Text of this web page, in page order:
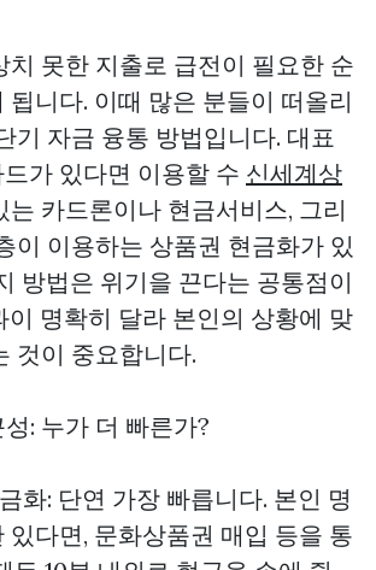
치 못한 지출로 급전이 필요한 순
됩니다. 이때 많은 분들이 떠올리
기 자금 융통 방법입니다. 대표
가 있다면 이용할 수 신세계상
는 카드론이나 현금서비스, 그리
이 이용하는 상품권 현금화가 있
방법은 위기을 끈다는 공통점이
이 명확히 달라 본인의 상황에 맞
것이 중요합니다.
: 누가 더 빠른가?
화: 단연 가장 빠릅니다. 본인 명
있다면, 문화상품권 매입 등을 통